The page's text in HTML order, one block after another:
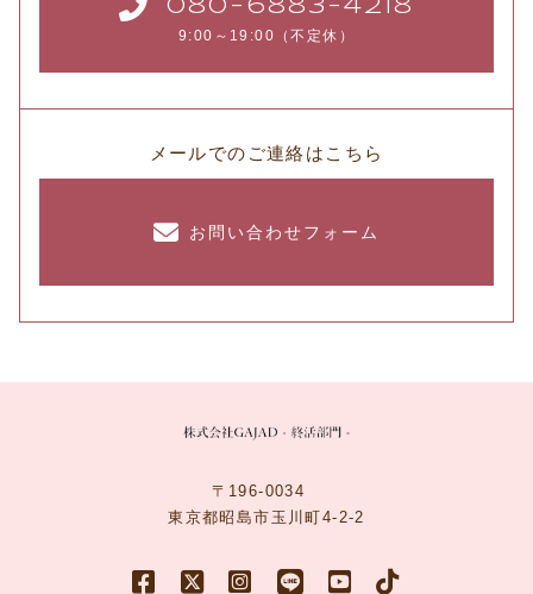
080-6883-4218
9:00～19:00（不定休）
メールでのご連絡はこちら
お問い合わせフォーム
〒196-0034
東京都昭島市玉川町4-2-2